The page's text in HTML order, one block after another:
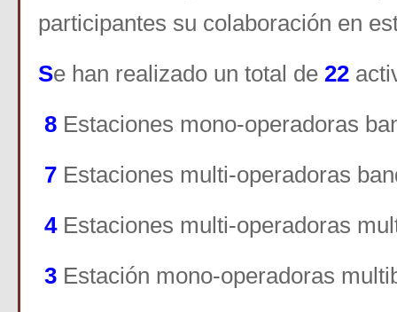
participantes su colaboración en
Se han realizado un total de 22
8 Estaciones mono-operadoras
7Estaciones multi-operadoras
4 Estaciones multi-operadoras
3 Estación mono-operadoras